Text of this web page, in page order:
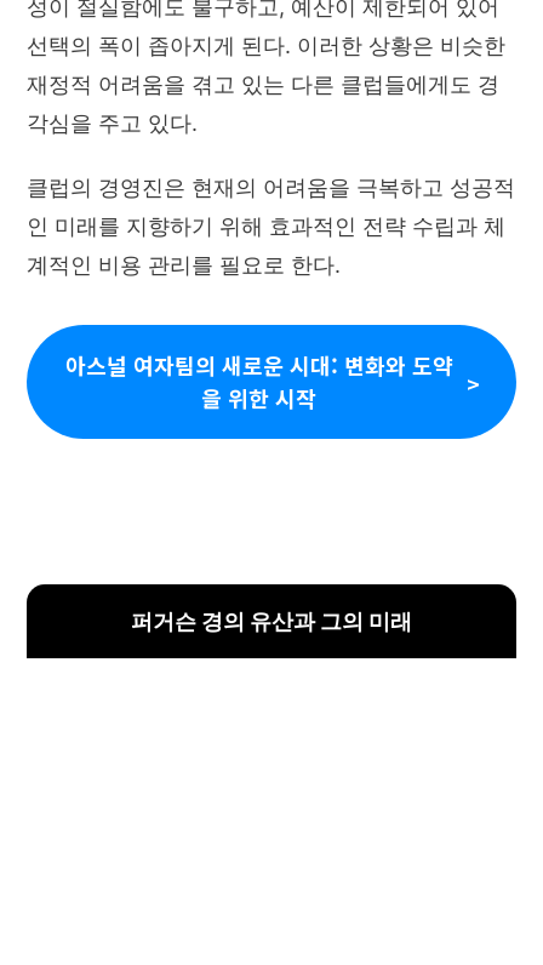
성이 절실함에도 불구하고, 예산이 제한되어 있어
선택의 폭이 좁아지게 된다. 이러한 상황은 비슷한
재정적 어려움을 겪고 있는 다른 클럽들에게도 경
각심을 주고 있다.
클럽의 경영진은 현재의 어려움을 극복하고 성공적
인 미래를 지향하기 위해 효과적인 전략 수립과 체
계적인 비용 관리를 필요로 한다.
아스널 여자팀의 새로운 시대: 변화와 도약
을 위한 시작
퍼거슨 경의 유산과 그의 미래